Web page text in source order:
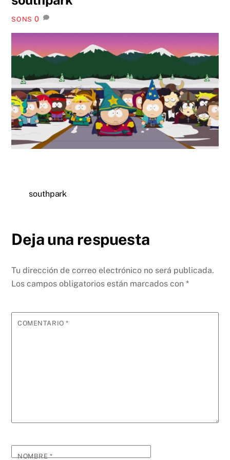
SONS 0
southpark
Deja una respuesta
Tu dirección de correo electrónico no será publicada.
Los campos obligatorios están marcados con*
COMENTARIO*
NOMBRE*